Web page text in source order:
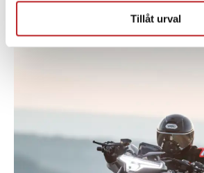
Tillåt urval